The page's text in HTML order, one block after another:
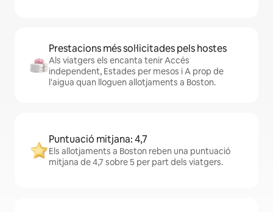
Prestacions més sol·licitades pels hostes
Als viatgers els encanta tenir Accés
independent, Estades per mesos i A prop de
l'aigua quan lloguen allotjaments a Boston.
Puntuació mitjana: 4,7
Els allotjaments a Boston reben una puntuació
mitjana de 4,7 sobre 5 per part dels viatgers.